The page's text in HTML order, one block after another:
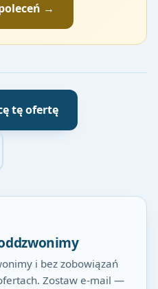
→
tę ofertę
i bez zobowiązań
Zostaw e-mail —